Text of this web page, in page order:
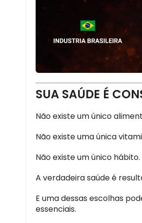
SUA SAÚDE É
Não existe um único
Não existe uma única
Não existe um único hábito.
A verdadeira saúde é
E uma dessas escolhas
essenciais.